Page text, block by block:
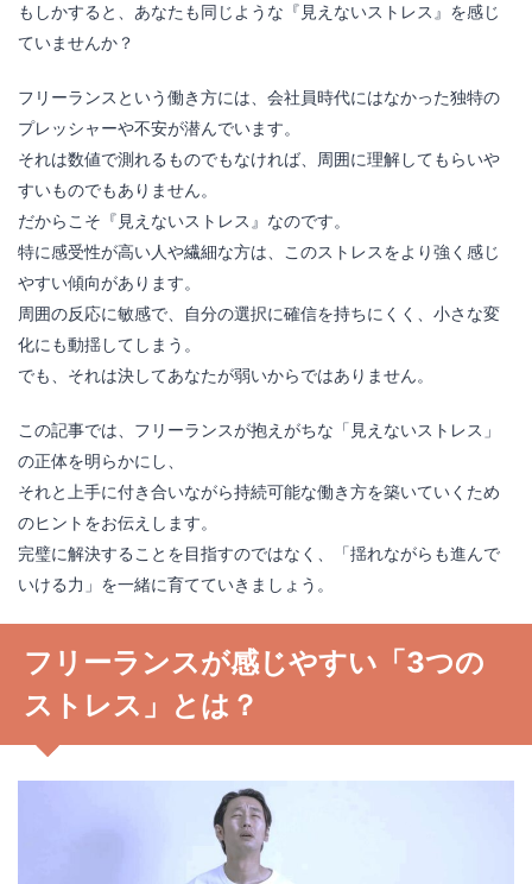
もしかすると、あなたも同じような『見えないストレス』を感じ
ていませんか？
フリーランスという働き方には、会社員時代にはなかった独特の
プレッシャーや不安が潜んでいます。
それは数値で測れるものでもなければ、周囲に理解してもらいや
すいものでもありません。
だからこそ『見えないストレス』なのです。
特に感受性が高い人や繊細な方は、このストレスをより強く感じ
やすい傾向があります。
周囲の反応に敏感で、自分の選択に確信を持ちにくく、小さな変
化にも動揺してしまう。
でも、それは決してあなたが弱いからではありません。
この記事では、フリーランスが抱えがちな「見えないストレス」
の正体を明らかにし、
それと上手に付き合いながら持続可能な働き方を築いていくため
のヒントをお伝えします。
完璧に解決することを目指すのではなく、「揺れながらも進んで
いける力」を一緒に育てていきましょう。
フリーランスが感じやすい「3つの
ストレス」とは？